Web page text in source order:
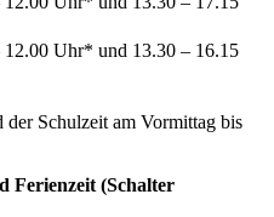
12.00 Uhr* und 13.30 – 16.15
Schulzeit am Vormittag bis
Ferienzeit (Schalter